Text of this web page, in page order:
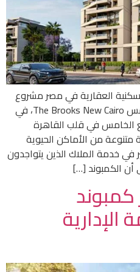
العقارية في مصر مشروع
كمبوند ذا برووكس التجمع الخامس The Brooks New Cairo، في
الخامس في قلب القاهرة
من الأماكن الحيوية
في خدمة الملاك الذين يتواجدون
أن الكمبوند […]